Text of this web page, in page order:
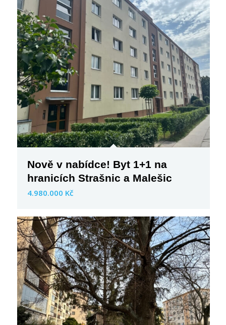
Nově v nabídce! Byt 1+1 na
hranicích Strašnic a Malešic
4.980.000 Kč